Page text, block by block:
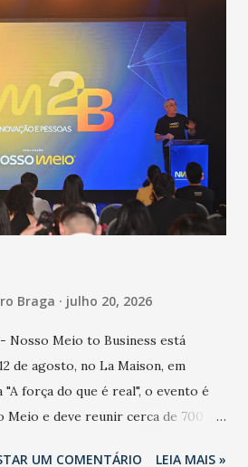
cuidados com os ambientes
“Nós não estamos vivendo uma
temos em todos os anos, com
influenza ou H1N1. Trata-se
vírus diferente, com um poder de
outros coronavírus”, apontou o
é uma epidemia com chance de
gerar um grande risco à
saúde. “Precisamos saber fazer a
doença, para não so...
Braga julho 20, 2026
Nosso Meio to Business está
de agosto, no La Maison, em
força do que é real", o evento é
e deve reunir cerca de 700
UM COMENTÁRIO LEIA MAIS »